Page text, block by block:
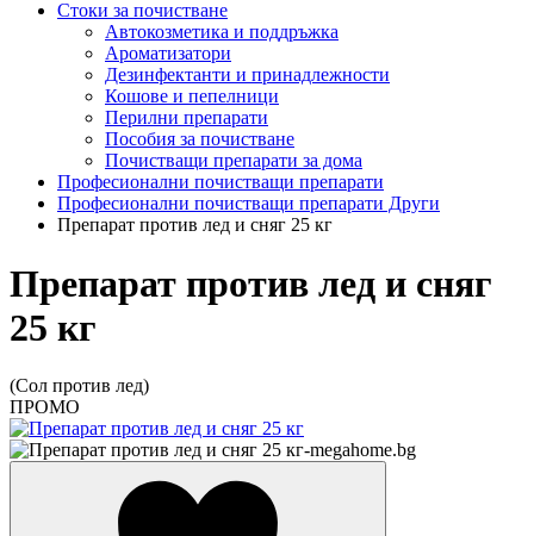
Стоки за почистване
Автокозметика и поддръжка
Ароматизатори
Дезинфектанти и принадлежности
Кошове и пепелници
Перилни препарати
Пособия за почистване
Почистващи препарати за дома
Професионални почистващи препарати
Професионални почистващи препарати Други
Препарат против лед и сняг 25 кг
Препарат против лед и сняг
25 кг
(Сол против лед)
ПРОМО